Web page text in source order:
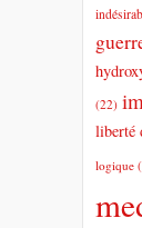
(22)
liberté
logique